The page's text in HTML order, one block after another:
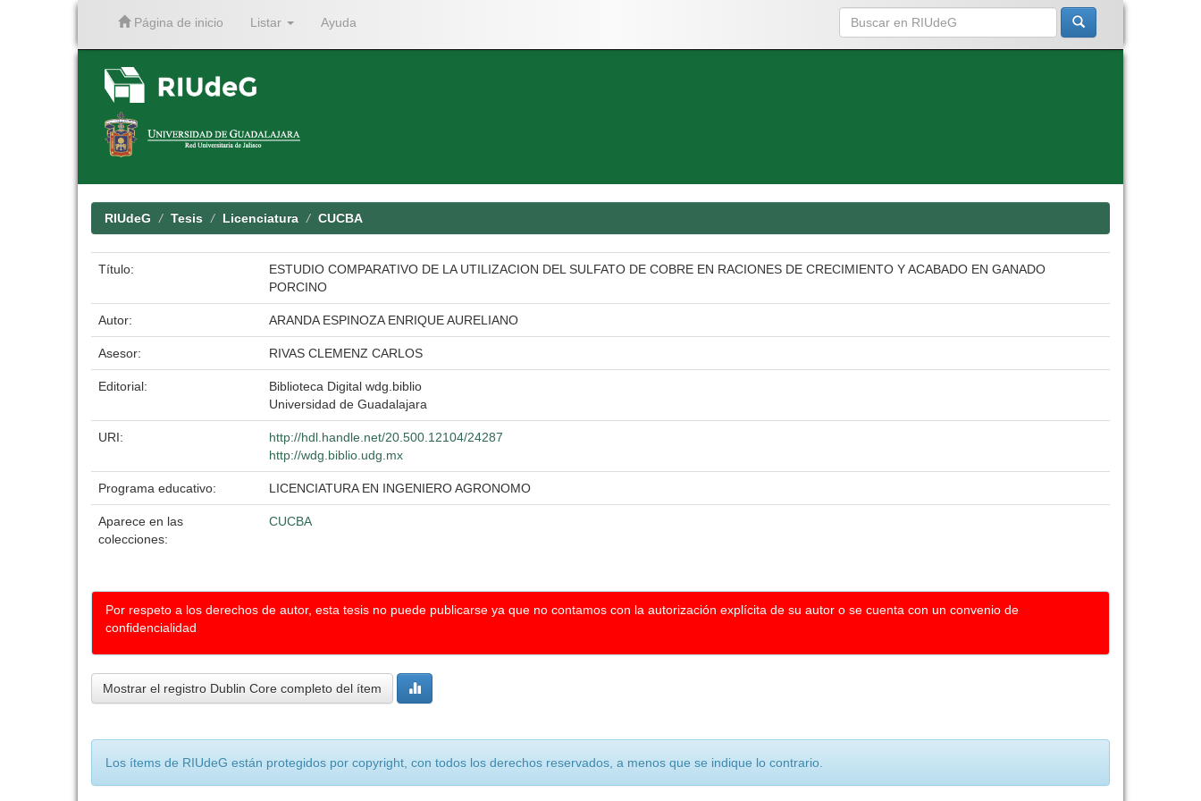
Página de inicio Listar Ayuda
RIUdeG Tesis Licenciatura CUCBA
Título:
ESTUDIO COMPARATIVO DE LA UTILIZACION DEL SULFATO DE COBRE EN RACIONES DE CRECIMIENTO Y ACABADO EN GANADO
PORCINO
Autor: ARANDA ESPINOZA ENRIQUE AURELIANO
Asesor: RIVAS CLEMENZ CARLOS
Editorial:
Biblioteca Digital wdg.biblio
Universidad de Guadalajara
URI:
http://hdl.handle.net/20.500.12104/24287
http://wdg.biblio.udg.mx
Programa educativo: LICENCIATURA EN INGENIERO AGRONOMO
Aparece en las
colecciones:
CUCBA
Por respeto a los derechos de autor, esta tesis no puede publicarse ya que no contamos con la autorización explícita de su autor o se cuenta con un convenio de
confidencialidad
Mostrar el registro Dublin Core completo del ítem
Los ítems de RIUdeG están protegidos por copyright, con todos los derechos reservados, a menos que se indique lo contrario.